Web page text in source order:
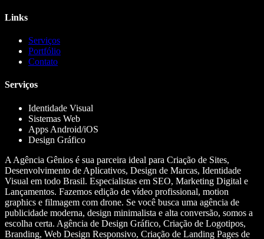
Links
Serviços
Portfólio
Contato
Serviços
Identidade Visual
Sistemas Web
Apps Android/iOS
Design Gráfico
A Agência Gênios é sua parceira ideal para Criação de Sites,
Desenvolvimento de Aplicativos, Design de Marcas, Identidade
Visual em todo Brasil. Especialistas em SEO, Marketing Digital e
Lançamentos. Fazemos edição de vídeo profissional, motion
graphics e filmagem com drone. Se você busca uma agência de
publicidade moderna, design minimalista e alta conversão, somos a
escolha certa. Agência de Design Gráfico, Criação de Logotipos,
Branding, Web Design Responsivo, Criação de Landing Pages de